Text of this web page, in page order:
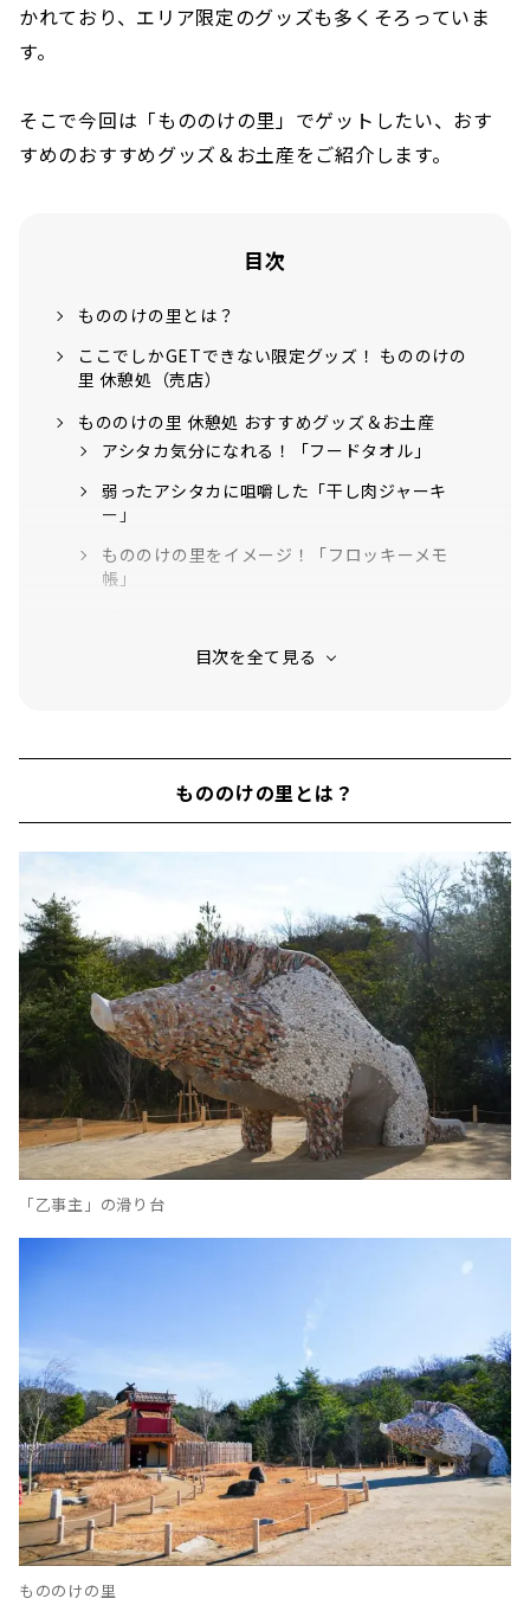
かれており、エリア限定のグッズも多くそろっていま
す。
そこで今回は「もののけの里」でゲットしたい、おす
すめのおすすめグッズ＆お土産をご紹介します。
目次
もののけの里とは？
ここでしかGETできない限定グッズ！ もののけの
里 休憩処（売店）
もののけの里 休憩処 おすすめグッズ＆お土産
アシタカ気分になれる！「フードタオル」
弱ったアシタカに咀嚼した「干し肉ジャーキ
ー」
もののけの里をイメージ！「フロッキーメモ
帳」
もののけの里とは？
「乙事主」の滑り台
もののけの里